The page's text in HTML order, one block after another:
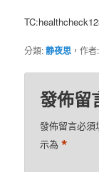
分類:静夜思 ，作
發佈留
發佈留言必須
示為*